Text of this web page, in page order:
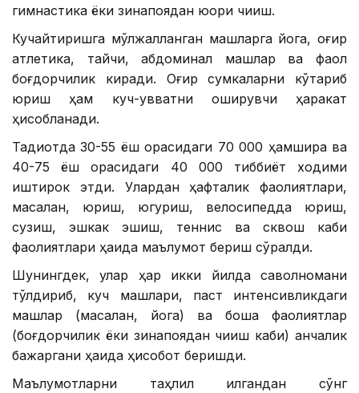
гимнастика ёки зинапоядан юқори чиқиш.
Кучайтиришга мўлжалланган машқларга йога, оғир
атлетика, тайчи, абдоминал машқлар ва фаол
боғдорчилик киради. Оғир сумкаларни кўтариб
юриш ҳам куч-қувватни оширувчи ҳаракат
ҳисобланади.
Тадқиқотда 30-55 ёш орасидаги 70 000 ҳамшира ва
40-75 ёш орасидаги 40 000 тиббиёт ходими
иштирок этди. Улардан ҳафталик фаолиятлари,
масалан, юриш, югуриш, велосипедда юриш,
сузиш, эшкак эшиш, теннис ва сквош каби
фаолиятлари ҳақида маълумот бериш сўралди.
Шунингдек, улар ҳар икки йилда саволномани
тўлдириб, куч машқлари, паст интенсивликдаги
машқлар (масалан, йога) ва бошқа фаолиятлар
(боғдорчилик ёки зинапоядан чиқиш каби) қанчалик
бажаргани ҳақида ҳисобот беришди.
Маълумотларни таҳлил қилгандан сўнг